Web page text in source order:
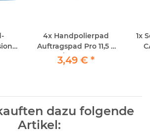
4x Handpolierpad
Auftragspad Pro 11,5 x
25cm / 1Stück echte
Schafwolle
3,49 € *
1x
dazu folgende
Artikel: